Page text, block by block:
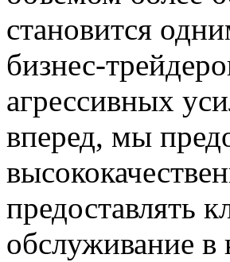
становится
бизнес-
агрессивных
вперед, мы
предоставлять
обслуживание в